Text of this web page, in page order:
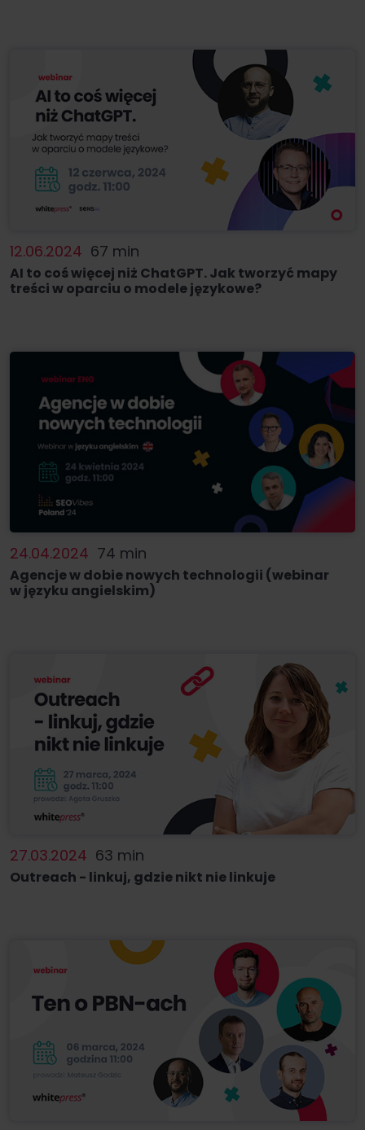
12.06.2024 67 min
AI to coś więcej niż ChatGPT. Jak tworzyć mapy
treści w oparciu o modele językowe?
24.04.2024 74 min
Agencje w dobie nowych technologii (webinar
w języku angielskim)
27.03.2024 63 min
Outreach - linkuj, gdzie nikt nie linkuje